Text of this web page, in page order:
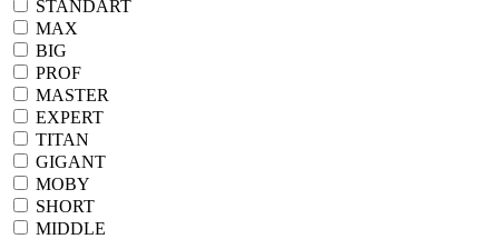
STANDART
MAX
BIG
PROF
MASTER
EXPERT
TITAN
GIGANT
MOBY
SHORT
MIDDLE